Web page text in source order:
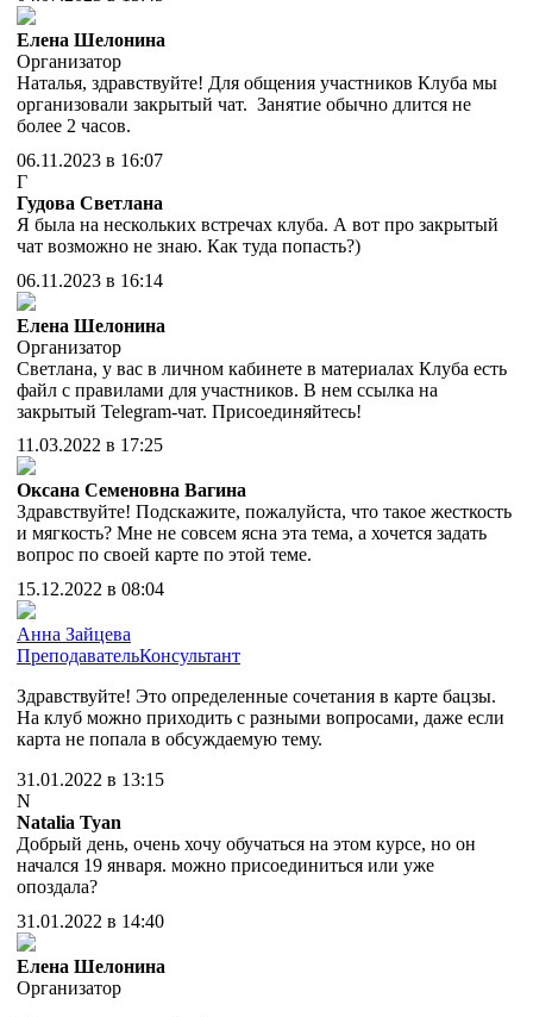
Елена Шелонина
Организатор
Наталья, здравствуйте! Для общения участников Клуба мы
организовали закрытый чат. Занятие обычно длится не
более 2 часов.
06.11.2023 в 16:07
Г
Гудова Светлана
Я была на нескольких встречах клуба. А вот про закрытый
чат возможно не знаю. Как туда попасть?)
06.11.2023 в 16:14
Елена Шелонина
Организатор
Светлана, у вас в личном кабинете в материалах Клуба есть
файл с правилами для участников. В нем ссылка на
закрытый Telegram-чат. Присоединяйтесь!
11.03.2022 в 17:25
Оксана Семеновна Вагина
Здравствуйте! Подскажите, пожалуйста, что такое жесткость
и мягкость? Мне не совсем ясна эта тема, а хочется задать
вопрос по своей карте по этой теме.
15.12.2022 в 08:04
Анна Зайцева
ПреподавательКонсультант
Здравствуйте! Это определенные сочетания в карте бацзы.
На клуб можно приходить с разными вопросами, даже если
карта не попала в обсуждаемую тему.
31.01.2022 в 13:15
N
Natalia Tyan
Добрый день, очень хочу обучаться на этом курсе, но он
начался 19 января. можно присоединиться или уже
опоздала?
31.01.2022 в 14:40
Елена Шелонина
Организатор